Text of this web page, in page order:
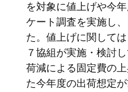
を対象に値上げや今
ケート調査を実施し
た。値上げに関して
７協組が実施・検討
荷減による固定費の
た今年度の出荷想定